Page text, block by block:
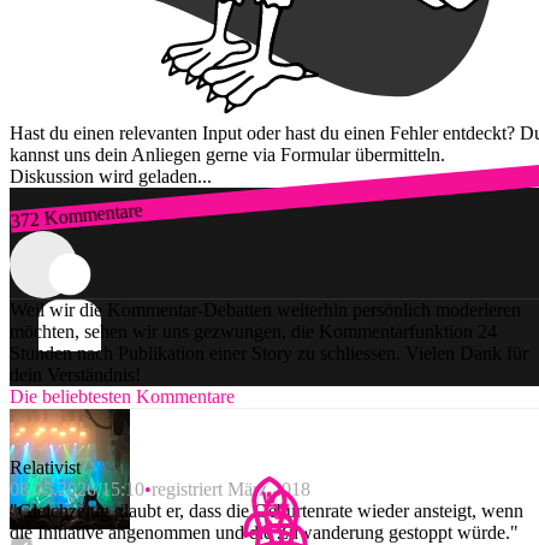
Hast du einen relevanten Input oder hast du einen Fehler entdeckt?
kannst uns dein Anliegen gerne via Formular übermitteln.
Diskussion wird geladen...
372 Kommentare
Zum Login
Weil wir die Kommentar-Debatten weiterhin persönlich moderieren
möchten, sehen wir uns gezwungen, die Kommentarfunktion 24
Stunden nach Publikation einer Story zu schliessen. Vielen Dank für
dein Verständnis!
Die beliebtesten Kommentare
Relativist
08.05.2026 15:10 registriert März 2018
"Gleichzeitig glaubt er, dass die Geburtenrate wieder ansteigt, wenn
die Initiative angenommen und die Zuwanderung gestoppt würde."